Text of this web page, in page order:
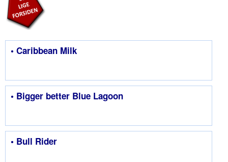
• Caribbean Milk
• Bigger better Blue Lagoon
• Bull Rider